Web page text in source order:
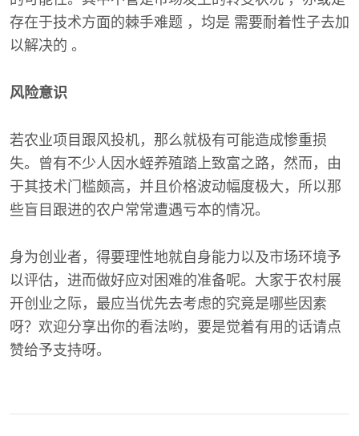
存在于技术方面的棘手难题 ，均是 需要耐着性子去加
以解决的 。
风险意识
若农业项目跟风投机，那么就极有可能造成惨重损
失。曾有不少人因水蛭养殖踏上致富之路，然而，由
于其技术门槛颇高，并且价格波动幅度极大，所以那
些盲目跟进的农户常常遭遇亏本的情况。
身为创业者，得要理性地就自身能力以及市场环境予
以评估，进而做好应对困难的准备呢。大家于农村展
开创业之际，最应当优先去考虑的究竟是哪些因素
呀？欢迎分享出你的看法哟，要是觉着有用的话请点
赞给予支持呀。